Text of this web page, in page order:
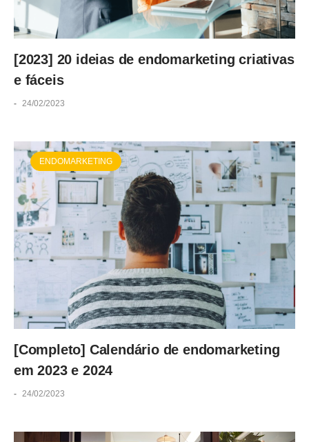
[2023] 20 ideias de endomarketing criativas
e fáceis
- 24/02/2023
ENDOMARKETING
[Completo] Calendário de endomarketing
em 2023 e 2024
- 24/02/2023